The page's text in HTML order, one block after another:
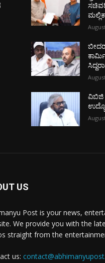
ವಿಬಿಜಿ
US
Post is your news,
We provide you with the
straight from the
us: